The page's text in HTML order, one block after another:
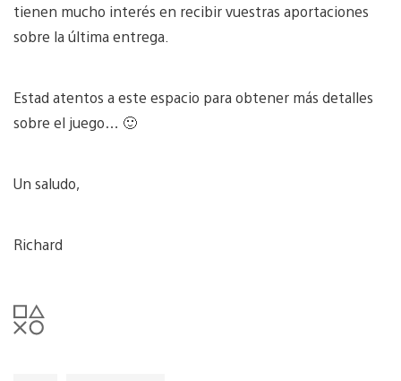
tienen mucho interés en recibir vuestras aportaciones
sobre la última entrega.
Estad atentos a este espacio para obtener más detalles
sobre el juego… 🙂
Un saludo,
Richard